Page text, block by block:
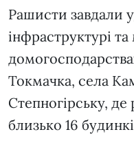
Рашисти завдали
інфраструктурі
Токмачка, села
Степногірську, де
близько 16